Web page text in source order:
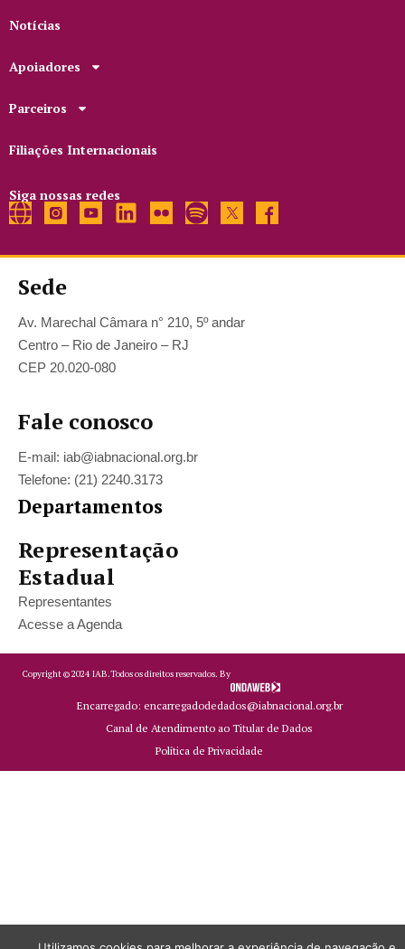
Notícias
Apoiadores
Parceiros
Filiações Internacionais
Siga nossas redes
Sede
Av. Marechal Câmara n° 210, 5º andar
Centro – Rio de Janeiro – RJ
CEP 20.020-080
Fale conosco
E-mail: iab@iabnacional.org.br
Telefone: (21) 2240.3173
Departamentos
Representação
Estadual
Representantes
Acesse a Agenda
Copyright ©2024 IAB.Todos os direitos reservados. By
Encarregado: encarregadodedados@iabnacional.org.br
Canal de Atendimento ao Titular de Dados
Política de Privacidade